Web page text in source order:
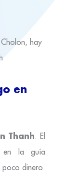
hay
en
Thanh. El
en la guía
poco dinero.